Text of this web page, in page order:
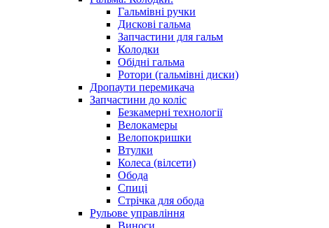
Гальмівні ручки
Дискові гальма
Запчастини для гальм
Колодки
Обідні гальма
Ротори (гальмівні диски)
Дропаути перемикача
Запчастини до коліс
Безкамерні технології
Велокамеры
Велопокришки
Втулки
Колеса (вілсети)
Обода
Спиці
Стрічка для обода
Рульове управління
Виноси